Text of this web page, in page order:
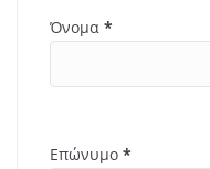
Όνομα *
Επώνυμο *